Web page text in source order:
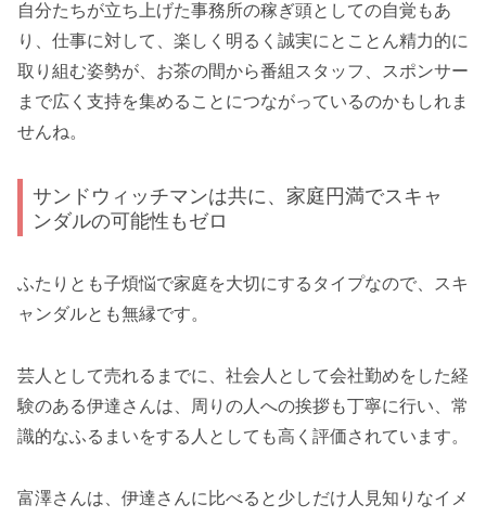
自分たちが立ち上げた事務所の稼ぎ頭としての自覚もあ
り、仕事に対して、楽しく明るく誠実にとことん精力的に
取り組む姿勢が、お茶の間から番組スタッフ、スポンサー
まで広く支持を集めることにつながっているのかもしれま
せんね。
サンドウィッチマンは共に、家庭円満でスキャ
ンダルの可能性もゼロ
ふたりとも子煩悩で家庭を大切にするタイプなので、スキ
ャンダルとも無縁です。
芸人として売れるまでに、社会人として会社勤めをした経
験のある伊達さんは、周りの人への挨拶も丁寧に行い、常
識的なふるまいをする人としても高く評価されています。
富澤さんは、伊達さんに比べると少しだけ人見知りなイメ